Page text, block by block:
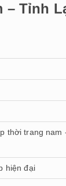
– Tỉnh
thời trang nam
hiện đại